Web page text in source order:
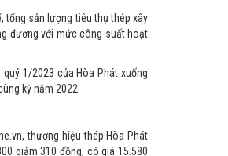
tổng sản lượng tiêu thụ thép xây
đương với mức công suất hoạt
1/2023 của Hòa Phát xuống
kỳ năm 2022.
thương hiệu thép Hòa Phát
giảm 310 đồng, có giá 15.580